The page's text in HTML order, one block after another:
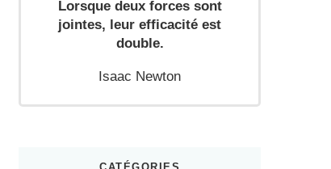
Lorsque deux forces sont
jointes, leur efficacité est
double.
Isaac Newton